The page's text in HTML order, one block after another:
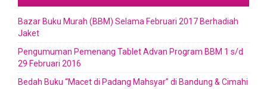
Bazar Buku Murah (BBM) Selama Februari 2017 Berhadiah
Jaket
Pengumuman Pemenang Tablet Advan Program BBM 1 s/d
29 Februari 2016
Bedah Buku “Macet di Padang Mahsyar” di Bandung & Cimahi